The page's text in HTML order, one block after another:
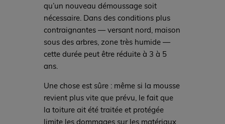
qu’un nouveau démoussage soit
nécessaire. Dans des conditions plus
contraignantes — versant nord, maison
sous des arbres, zone très humide —
cette durée peut être réduite à 3 à 5
ans.
Une chose est sûre : même si la mousse
revient plus vite que prévu, le fait que
la toiture ait été traitée et protégée
limite les dommages sur les matériaux